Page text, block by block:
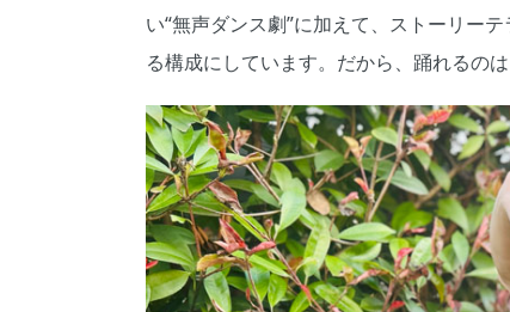
い“無声ダンス劇”に加えて、ストーリー
る構成にしています。だから、踊れるの